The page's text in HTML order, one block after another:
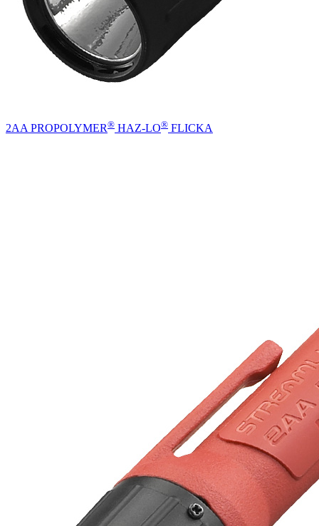
2AA PROPOLYMER® HAZ-LO® FLICKA